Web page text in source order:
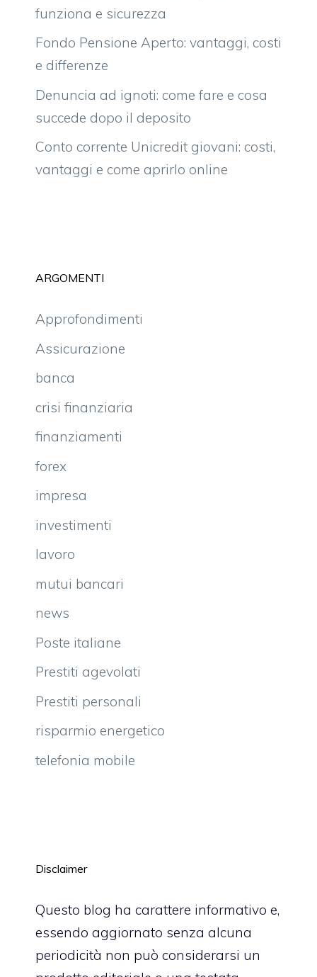
funziona e sicurezza
Fondo Pensione Aperto: vantaggi, costi
e differenze
Denuncia ad ignoti: come fare e cosa
succede dopo il deposito
Conto corrente Unicredit giovani: costi,
vantaggi e come aprirlo online
ARGOMENTI
Approfondimenti
Assicurazione
banca
crisi finanziaria
finanziamenti
forex
impresa
investimenti
lavoro
mutui bancari
news
Poste italiane
Prestiti agevolati
Prestiti personali
risparmio energetico
telefonia mobile
Disclaimer
Questo blog ha carattere informativo e,
essendo aggiornato senza alcuna
periodicità non può considerarsi un